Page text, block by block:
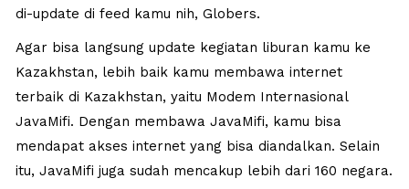
di-update di feed kamu nih, Globers.
Agar bisa langsung update kegiatan liburan kamu ke
Kazakhstan, lebih baik kamu membawa internet
terbaik di Kazakhstan, yaitu Modem Internasional
JavaMifi. Dengan membawa JavaMifi, kamu bisa
mendapat akses internet yang bisa diandalkan. Selain
itu, JavaMifi juga sudah mencakup lebih dari 160 negara.